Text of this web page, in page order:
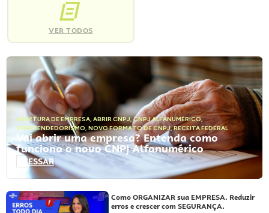
VER TODOS
ABERTURA DE EMPRESA, ABRIR CNPJ,CNPJ ALFANUMÉRICO,
EMPREENDEDORISMO, NOVO FORMATO DE CNPJ,RECEITA FEDERAL
Vai abrir uma empresa? Entenda como
funciona o novo CNPJ Alfanumérico
ACESSAR
Como ORGANIZAR sua EMPRESA. Reduzir
erros e crescer com SEGURANÇA.